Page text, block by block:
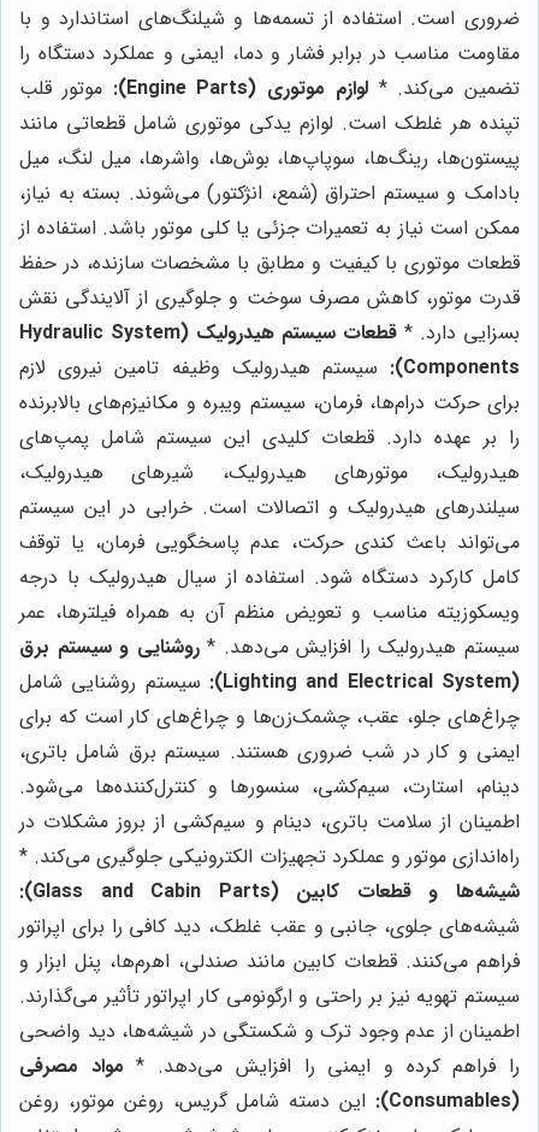
ضروری است. استفاده از تسمه‌ها و شیلنگ‌های استاندارد و با
مقاومت مناسب در برابر فشار و دما، ایمنی و عملکرد دستگاه را
تضمین می‌کند. *لوازم موتوری (Engine Parts):
موتور قلب
تپنده هر غلطک است. لوازم یدکی موتوری شامل قطعاتی مانند
پیستون‌ها، رینگ‌ها، سوپاپ‌ها، بوش‌ها، واشرها، میل لنگ، میل
بادامک و سیستم احتراق (شمع، انژکتور) می‌شوند. بسته به نیاز،
ممکن است نیاز به تعمیرات جزئی یا کلی موتور باشد. استفاده از
قطعات موتوری با کیفیت و مطابق با مشخصات سازنده، در حفظ
قدرت موتور، کاهش مصرف سوخت و جلوگیری از آلایندگی نقش
بسزایی دارد. *
قطعات سیستم هیدرولیک (Hydraulic System
Components):
سیستم هیدرولیک وظیفه تامین نیروی لازم
برای حرکت درام‌ها، فرمان، سیستم ویبره و مکانیزم‌های بالابرنده
را بر عهده دارد. قطعات کلیدی این سیستم شامل پمپ‌های
هیدرولیک، موتورهای هیدرولیک، شیرهای هیدرولیک،
سیلندرهای هیدرولیک و اتصالات است. خرابی در این سیستم
می‌تواند باعث کندی حرکت، عدم پاسخگویی فرمان، یا توقف
کامل کارکرد دستگاه شود. استفاده از سیال هیدرولیک با درجه
ویسکوزیته مناسب و تعویض منظم آن به همراه فیلترها، عمر
سیستم هیدرولیک را افزایش می‌دهد. *روشنایی و سیستم برق
(Lighting and Electrical System):
سیستم روشنایی شامل
چراغ‌های جلو، عقب، چشمک‌زن‌ها و چراغ‌های کار است که برای
ایمنی و کار در شب ضروری هستند. سیستم برق شامل باتری،
دینام، استارت، سیم‌کشی، سنسورها و کنترل‌کننده‌ها می‌شود.
اطمینان از سلامت باتری، دینام و سیم‌کشی از بروز مشکلات در
راه‌اندازی موتور و عملکرد تجهیزات الکترونیکی جلوگیری می‌کند. *
شیشه‌ها و قطعات کابین (Glass and Cabin Parts):
شیشه‌های جلوی، جانبی و عقب غلطک، دید کافی را برای اپراتور
فراهم می‌کنند. قطعات کابین مانند صندلی، اهرم‌ها، پنل ابزار و
سیستم تهویه نیز بر راحتی و ارگونومی کار اپراتور تأثیر می‌گذارند.
اطمینان از عدم وجود ترک و شکستگی در شیشه‌ها، دید واضحی
را فراهم کرده و ایمنی را افزایش می‌دهد. * مواد مصرفی
(Consumables):
این دسته شامل گریس، روغن موتور، روغن